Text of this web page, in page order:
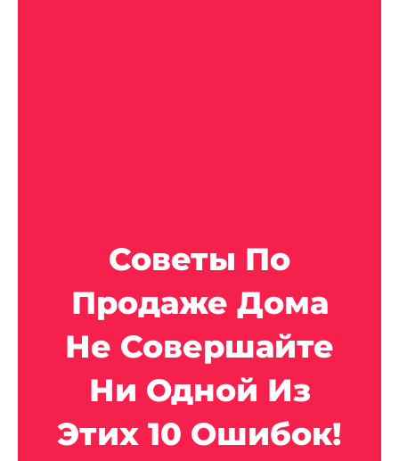
Советы По
Продаже Дома
Не Совершайте
Ни Одной Из
Этих 10 Ошибок!